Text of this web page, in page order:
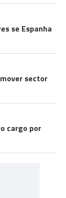
se Espanha
sector
cargo por